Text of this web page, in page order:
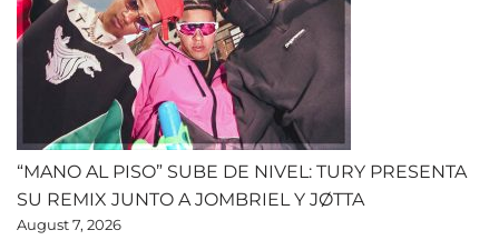
“MANO AL PISO” SUBE DE NIVEL: TURY PRESENTA
SU REMIX JUNTO A JOMBRIEL Y JØTTA
August 7, 2026